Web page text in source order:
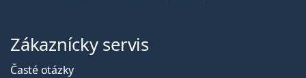
Zákaznícky servis
Časté otázky